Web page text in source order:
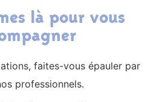
là pour vous
faites-vous épauler par
professionnels.